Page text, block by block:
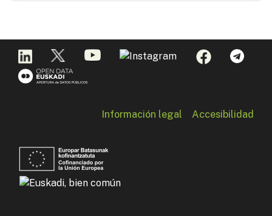
Información legal Accesibilidad